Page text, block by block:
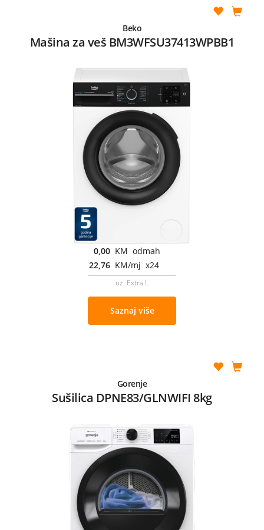
Beko
Mašina za veš BM3WFSU37413WPBB1
0,00 KM odmah
22,76 KM/mj x24
uz Extra L
Saznaj više
Gorenje
Sušilica DPNE83/GLNWIFI 8kg